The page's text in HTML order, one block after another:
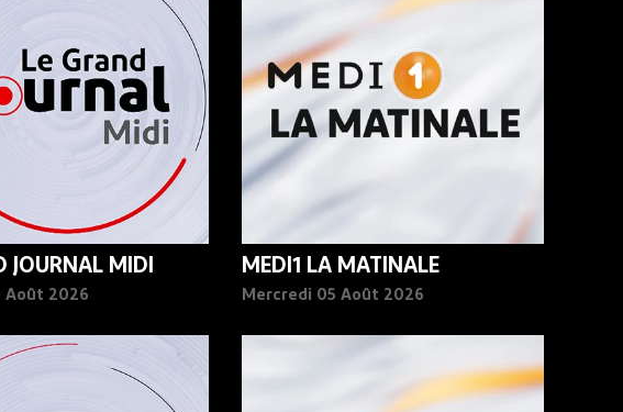
JOURNAL MIDI
Août 2026
MEDI1 LA MATINALE
Mercredi 05 Août 2026